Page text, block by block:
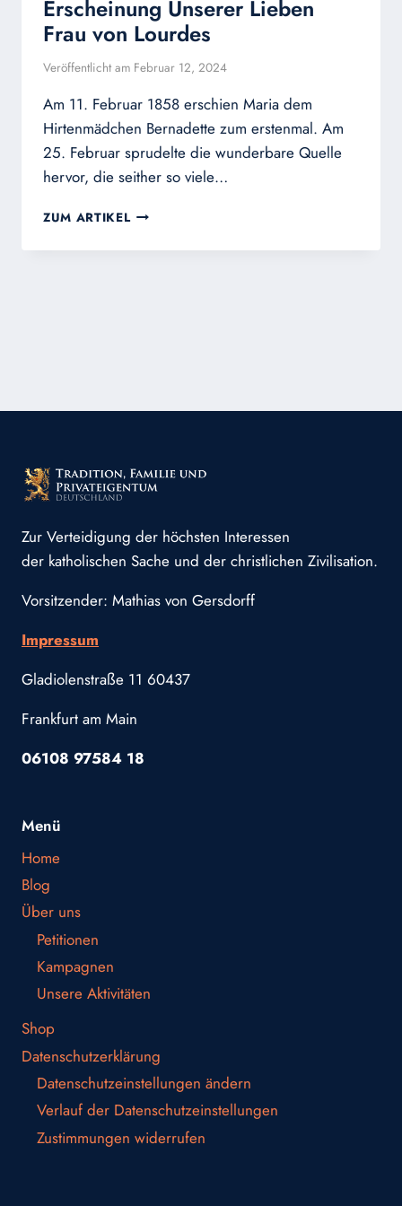
Erscheinung Unserer Lieben
Frau von Lourdes
Veröffentlicht am Februar 12, 2024
Am 11. Februar 1858 erschien Maria dem
Hirtenmädchen Bernadette zum erstenmal. Am
25. Februar sprudelte die wunderbare Quelle
hervor, die seither so viele…
ZUM ARTIKEL ERSCHEINUNG
LIEBEN
Zur Verteidigung der höchsten Interessen
der katholischen Sache und der christlichen Zivilisation.
Vorsitzender: Mathias von Gersdorff
Impressum
Gladiolenstraße 11 60437
Frankfurt am Main
06108 97584 18
Menü
Home
Blog
Über uns
Petitionen
Kampagnen
Unsere Aktivitäten
Shop
Datenschutzerklärung
Datenschutzeinstellungen ändern
Verlauf der Datenschutzeinstellungen
Zustimmungen widerrufen